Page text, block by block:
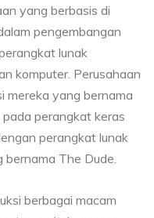
yang berbasis di
pengembangan
lunak
komputer. Perusahaan
mereka yang bernama
perangkat keras
perangkat lunak
The Dude.
berbagai macam